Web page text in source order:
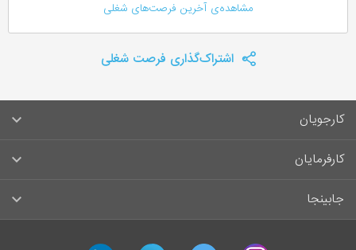
مشاهده‌ی آخرین فرصت‌های شغلی
اشتراک‌گذاری فرصت شغلی
کارجویان
سوالات متداول کارجویان
لیست مشاغل
کارفرمایان
راهنمای ثبت آگهی استخدام
جابینجا